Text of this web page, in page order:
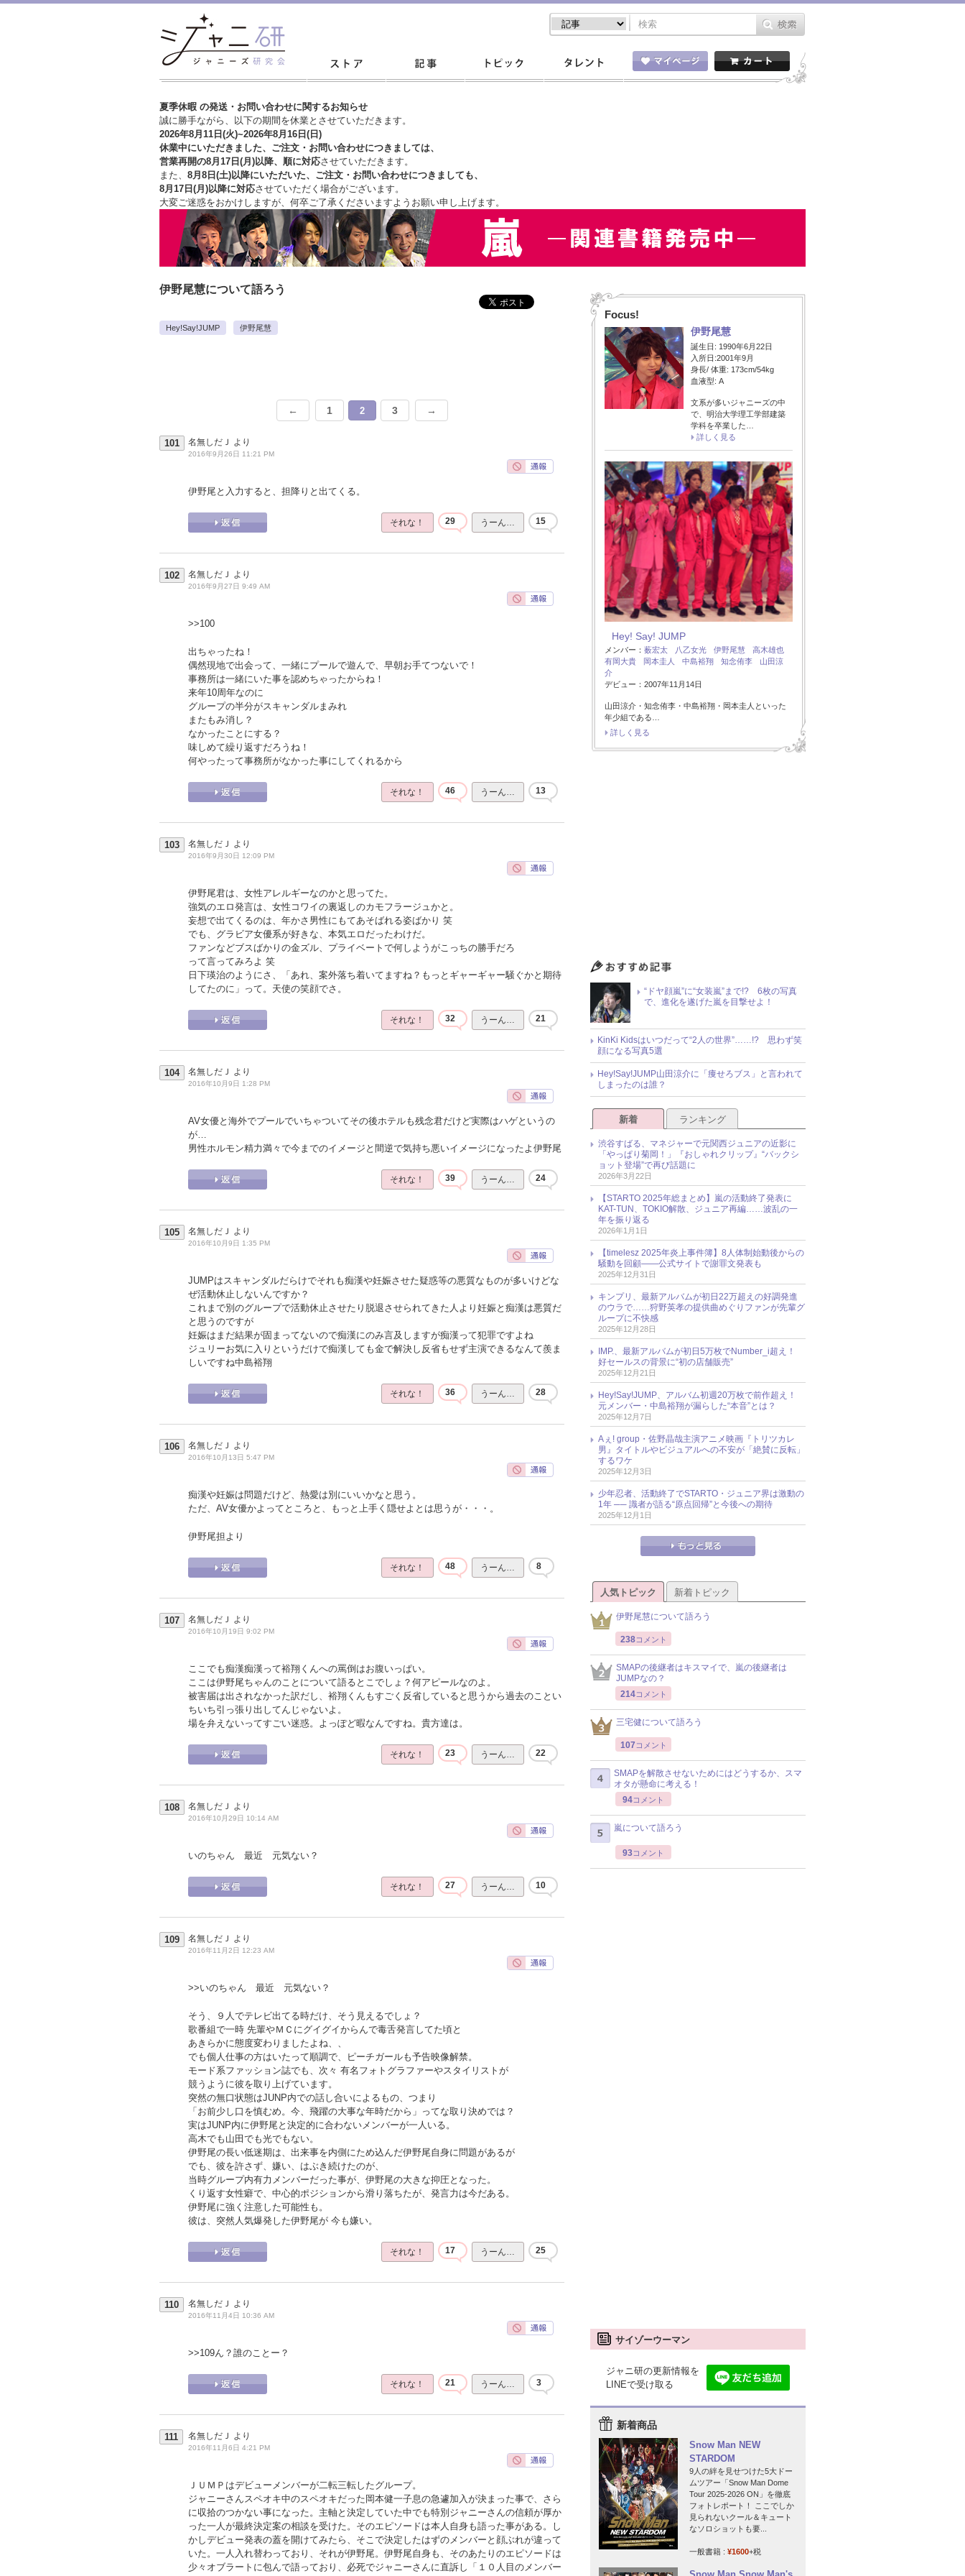
夏季休暇 の発送・お問い合わせに関するお知らせ
誠に勝手ながら、以下の期間を休業とさせていただきます。
2026年8月11日(火)~2026年8月16日(日)
休業中にいただきました、ご注文・お問い合わせにつきましては、
営業再開の8月17日(月)以降、順に対応させていただきます。
また、 8月8日(土)以降にいただいた、ご注文・ お問い合わせにつきましても、
8月17日(月)以降に対応させていただく場合がございます。
大変ご迷惑をおかけしますが、 何卒ご了承くださいますようお願い申し上げます。
伊野尾慧について語ろう
Hey!Say!JUMP 伊野尾慧
← 1 2 3 →
101 名無しだＪ より
2016年9月26日 11:21 PM
伊野尾と入力すると、担降りと出てくる。
それな！ 29 うーん… 15
102 名無しだＪ より
2016年9月27日 9:49 AM
>>100
出ちゃったね！
偶然現地で出会って、一緒にプールで遊んで、早朝お手てつないで！
事務所は一緒にいた事を認めちゃったからね！
来年10周年なのに
グループの半分がスキャンダルまみれ
またもみ消し？
なかったことにする？
味しめて繰り返すだろうね！
何やったって事務所がなかった事にしてくれるから
それな！ 46 うーん… 13
103 名無しだＪ より
2016年9月30日 12:09 PM
伊野尾君は、女性アレルギーなのかと思ってた。
強気のエロ発言は、女性コワイの裏返しのカモフラージュかと。
妄想で出てくるのは、年かさ男性にもてあそばれる姿ばかり 笑
でも、グラビア女優系が好きな、本気エロだったわけだ。
ファンなどブスばかりの金ズル、プライベートで何しようがこっちの勝手だろ
って言ってみろよ 笑
日下瑛治のようにさ、「あれ、案外落ち着いてますね？もっとギャーギャー騒ぐかと期待
してたのに」って。天使の笑顔でさ。
それな！ 32 うーん… 21
104 名無しだＪ より
2016年10月9日 1:28 PM
AV女優と海外でプールでいちゃついてその後ホテルも残念君だけど実際はハゲというの
が…
男性ホルモン精力満々で今までのイメージと間逆で気持ち悪いイメージになったよ伊野尾
それな！ 39 うーん… 24
105 名無しだＪ より
2016年10月9日 1:35 PM
JUMPはスキャンダルだらけでそれも痴漢や妊娠させた疑惑等の悪質なものが多いけどな
ぜ活動休止しないんですか？
これまで別のグループで活動休止させたり脱退させられてきた人より妊娠と痴漢は悪質だ
と思うのですが
妊娠はまだ結果が固まってないので痴漢にのみ言及しますが痴漢って犯罪ですよね
ジュリーお気に入りというだけで痴漢しても金で解決し反省もせず主演できるなんて羨ま
しいですね中島裕翔
それな！ 36 うーん… 28
106 名無しだＪ より
2016年10月13日 5:47 PM
痴漢や妊娠は問題だけど、熱愛は別にいいかなと思う。
ただ、AV女優かよってところと、もっと上手く隠せよとは思うが・・・。
伊野尾担より
それな！ 48 うーん… 8
107 名無しだＪ より
2016年10月19日 9:02 PM
ここでも痴漢痴漢って裕翔くんへの罵倒はお腹いっぱい。
ここは伊野尾ちゃんのことについて語るとこでしょ？何アピールなのよ。
被害届は出されなかった訳だし、裕翔くんもすごく反省していると思うから過去のことい
ちいち引っ張り出してんじゃないよ。
場を弁えないってすごい迷惑。よっぽど暇なんですね。貴方達は。
それな！ 23 うーん… 22
108 名無しだＪ より
2016年10月29日 10:14 AM
いのちゃん 最近 元気ない？
それな！ 27 うーん… 10
109 名無しだＪ より
2016年11月2日 12:23 AM
>>いのちゃん 最近 元気ない？
そう、９人でテレビ出てる時だけ、そう見えるでしょ？
歌番組で一時 先輩やＭＣにグイグイからんで毒舌発言してた頃と
あきらかに態度変わりましたよね、、
でも個人仕事の方はいたって順調で、ピーチガールも予告映像解禁。
モード系ファッション誌でも、次々 有名フォトグラファーやスタイリストが
競うように彼を取り上げています。
突然の無口状態はJUNP内での話し合いによるもの、つまり
「お前少し口を慎むめ。今、飛躍の大事な年時だから」ってな取り決めでは？
実はJUNP内に伊野尾と決定的に合わないメンバーが一人いる。
高木でも山田でも光でもない。
伊野尾の長い低迷期は、出来事を内側にため込んだ伊野尾自身に問題があるが
でも、彼を許さず、嫌い、はぶき続けたのが、
当時グループ内有力メンバーだった事が、伊野尾の大きな抑圧となった。
くり返す女性癖で、中心的ポジションから滑り落ちたが、発言力は今だある。
伊野尾に強く注意した可能性も。
彼は、突然人気爆発した伊野尾が 今も嫌い。
それな！ 17 うーん… 25
110 名無しだＪ より
2016年11月4日 10:36 AM
>>109ん？誰のことー？
それな！ 21 うーん… 3
111 名無しだＪ より
2016年11月6日 4:21 PM
ＪＵＭＰはデビューメンバーが二転三転したグループ。
ジャニーさんスペオキ中のスペオキだった岡本健一子息の急遽加入が決まった事で、さら
に収拾のつかない事になった。主軸と決定していた中でも特別ジャニーさんの信頼が厚か
った一人が最終決定案の相談を受けた。そのエピソードは本人自身も語った事がある。し
かしデビュー発表の蓋を開けてみたら、そこで決定したはずのメンバーと顔ぶれが違って
いた。一人入れ替わっており、それが伊野尾。伊野尾自身も、そのあたりのエピソードは
少々オブラートに包んで語っており、必死でジャニーさんに直訴し「１０人目のメンバー
Focus!
伊野尾慧
誕生日: 1990年6月22日
入所日:2001年9月
身長/ 体重: 173cm/54kg
血液型: A
文系が多いジャニーズの中
で、明治大学理工学部建築
学科を卒業した…
詳しく見る
Hey! Say! JUMP
メンバー： 薮宏太 八乙女光 伊野尾慧
高木雄也
有岡大貴
岡本圭人 中島裕翔 知念侑李
山田涼
介
デビュー：2007年11月14日
山田涼介・知念侑李・中島裕翔・岡本圭人といった
年少組である…
詳しく見る
“ドヤ顔嵐”に“女装嵐”まで!? 6枚の写真
で、進化を遂げた嵐を目撃せよ！
KinKi Kidsはいつだって“2人の世界”……!? 思わず笑
顔になる写真5選
Hey!Say!JUMP山田涼介に「痩せろブス」と言われて
しまったのは誰？
新着 ランキング
渋谷すばる、マネジャーで元関西ジュニアの近影に
「やっぱり菊岡！」『おしゃれクリップ』“バックシ
ョット登場”で再び話題に
2026年3月22日
【STARTO 2025年総まとめ】嵐の活動終了発表に
KAT-TUN、TOKIO解散、ジュニア再編……波乱の一
年を振り返る
2026年1月1日
【timelesz 2025年炎上事件簿】8人体制始動後からの
騒動を回顧――公式サイトで謝罪文発表も
2025年12月31日
キンプリ、最新アルバムが初日22万超えの好調発進
のウラで……狩野英孝の提供曲めぐりファンが先輩グ
ループに不快感
2025年12月28日
IMP.、最新アルバムが初日5万枚でNumber_i超え！
好セールスの背景に“初の店舗販売”
2025年12月21日
Hey!Say!JUMP、アルバム初週20万枚で前作超え！
元メンバー・中島裕翔が漏らした“本音”とは？
2025年12月7日
Aぇ! group・佐野晶哉主演アニメ映画『トリツカレ
男』タイトルやビジュアルへの不安が「絶賛に反転」
するワケ
2025年12月3日
少年忍者、活動終了でSTARTO・ジュニア界は激動の
1年 ── 識者が語る“原点回帰”と今後への期待
2025年12月1日
人気トピック 新着トピック
伊野尾慧について語ろう
238コメント
SMAPの後継者はキスマイで、嵐の後継者は
JUMPなの？
214コメント
三宅健について語ろう
107 コメント
SMAPを解散させないためにはどうするか、スマ
オタが懸命に考える！
94コメント
嵐について語ろう
93コメント
サイゾーウーマン
ジャニ研の更新情報を
LINEで受け取る
新着商品
Snow Man NEW
STARDOM
9人の絆を見せつけた5大ドー
ムツアー「Snow Man Dome
Tour 2025-2026 ON」を徹底
フォトレポート！ ここでしか
見られないクール＆キュート
なソロショットも要...
一般書籍 : ¥1600+税